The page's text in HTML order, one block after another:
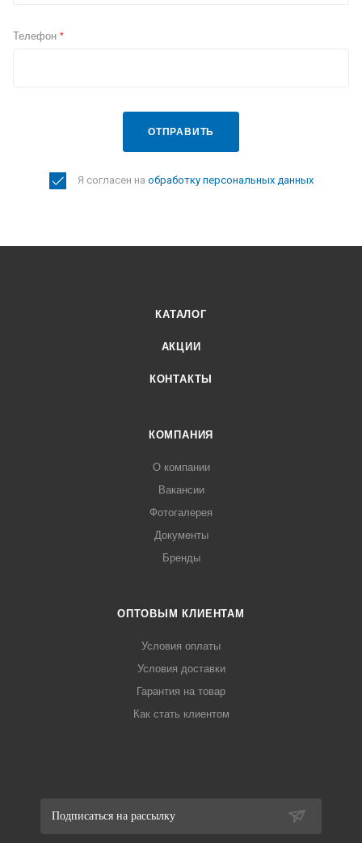
Телефон *
ОТПРАВИТЬ
Я согласен на обработку персональных данных
КАТАЛОГ
АКЦИИ
КОНТАКТЫ
КОМПАНИЯ
О компании
Вакансии
Фотогалерея
Документы
Бренды
ОПТОВЫМ КЛИЕНТАМ
Условия оплаты
Условия доставки
Гарантия на товар
Как стать клиентом
Подписаться на рассылку